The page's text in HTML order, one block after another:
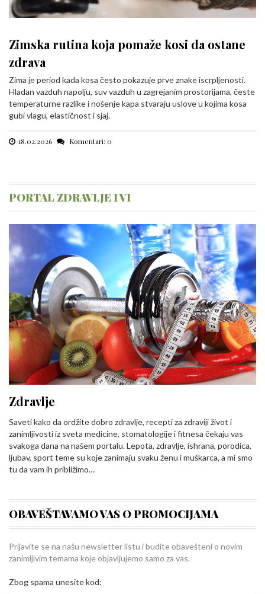
Zimska rutina koja pomaže kosi da ostane
zdrava
Zima je period kada kosa često pokazuje prve znake iscrpljenosti.
Hladan vazduh napolju, suv vazduh u zagrejanim prostorijama, česte
temperaturne razlike i nošenje kapa stvaraju uslove u kojima kosa
gubi vlagu, elastičnost i sjaj.
18.02.2026 Komentari: 0
PORTAL ZDRAVLJE I VI
Zdravlje
Saveti kako da ordžite dobro zdravlje, recepti za zdraviji život i
zanimljivosti iz sveta medicine, stomatologije i fitnesa čekaju vas
svakoga dana na našem portalu. Lepota, zdravlje, ishrana, porodica,
ljubav, sport teme su koje zanimaju svaku ženu i muškarca, a mi smo
tu da vam ih približimo…
OBAVEŠTAVAMO VAS O PROMOCIJAMA
Prijavite se na našu newsletter listu i budite obavešteni o novim
zanimljivim temama koje objavljujemo samo za vas.
Zbog spama unesite kod: